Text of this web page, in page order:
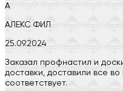
А
АЛЕКС ФИЛ
25.09.2024
Заказал профнастил и
доставки, доставили все
соответствует.